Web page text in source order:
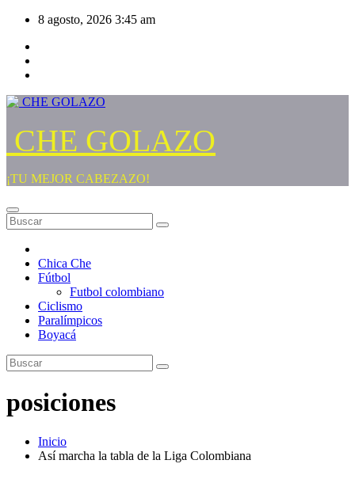
Saltar
contenido
8 agosto, 2026 3:45 am
CHE GOLAZO
¡TU MEJOR CABEZAZO!
Chica Che
Fútbol
Futbol colombiano
Ciclismo
Paralímpicos
Boyacá
posiciones
Inicio
Así marcha la tabla de la Liga Colombiana